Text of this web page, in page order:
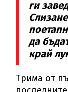
ги
да
край
Трима от